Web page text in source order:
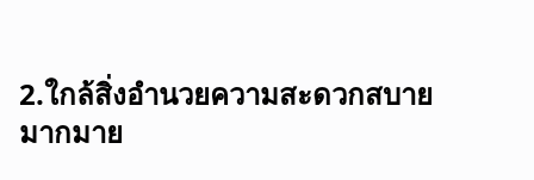
2.ใกล้สิ่งอำนวยความสะดวกสบาย
มากมาย